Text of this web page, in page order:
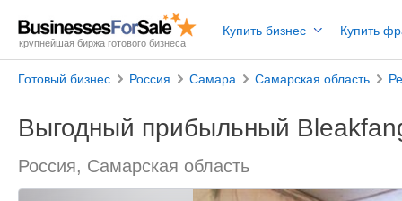
крупнейшая биржа готового бизнеса
Купить бизнес Купить
Готовый бизнес Россия Самара Самарская область
Выгодный прибыльный
Россия, Самарская область